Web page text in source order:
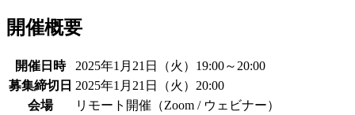
開催概要
開催日時
2025年1月21日（火）19:00～20:00
募集締切日 2025年1月21日（火）20:00
会場
リモート開催（Zoom / ウェビナー）